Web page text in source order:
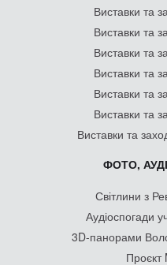
Виставки та
Виставки та
Виставки та
Виставки та
Виставки та
Виставки та
Виставки та
ФОТО,
Світлини з
Аудіоспогади
3D-панорами
Проєкт